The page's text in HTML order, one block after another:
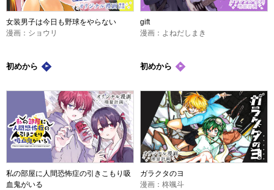
女装男子は今日も野球をやらない
漫画：ショウリ
初めから
gift
漫画：よねだしまき
初めから
私の部屋に人間恐怖症の引きこもり吸
血鬼がいる
ガラクタのヨ
漫画：柊颯斗